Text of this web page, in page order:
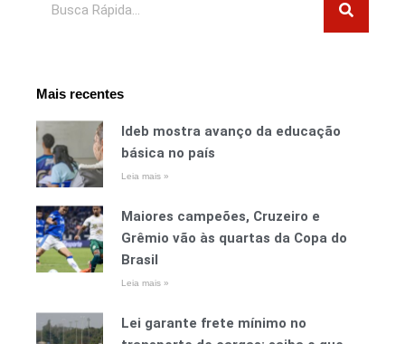
Mais recentes
Ideb mostra avanço da educação
básica no país
Leia mais »
Maiores campeões, Cruzeiro e
Grêmio vão às quartas da Copa do
Brasil
Leia mais »
Lei garante frete mínimo no